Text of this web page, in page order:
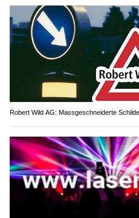
Robert Wild AG: Massgeschneiderte